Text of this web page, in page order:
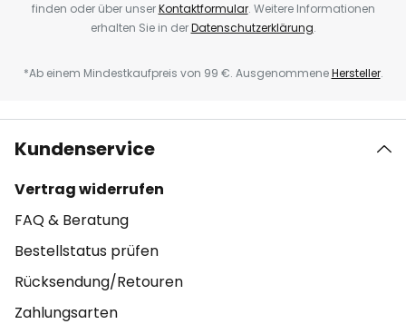
finden oder über unserKontaktformular. Weitere Informationen
erhalten Sie in derDatenschutzerklärung.
*Ab einem Mindestkaufpreis von 99 €. AusgenommeneHersteller.
Kundenservice
Vertrag widerrufen
FAQ & Beratung
Bestellstatus prüfen
Rücksendung/Retouren
Zahlungsarten